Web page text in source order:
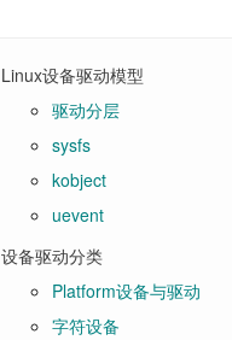
Linux设备驱动模型
驱动分层
sysfs
kobject
uevent
设备驱动分类
Platform设备与驱动
字符设备